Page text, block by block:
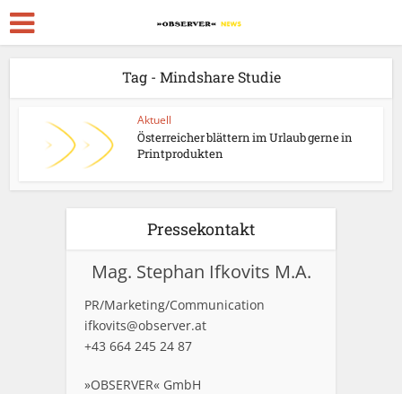
Tag - Mindshare Studie
Aktuell
Österreicher blättern im Urlaub gerne in
Printprodukten
Pressekontakt
Mag. Stephan Ifkovits M.A.
PR/Marketing/Communication
ifkovits@observer.at
+43 664 245 24 87
»OBSERVER« GmbH